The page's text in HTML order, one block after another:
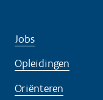
Jobs
Opleidingen
Oriënteren